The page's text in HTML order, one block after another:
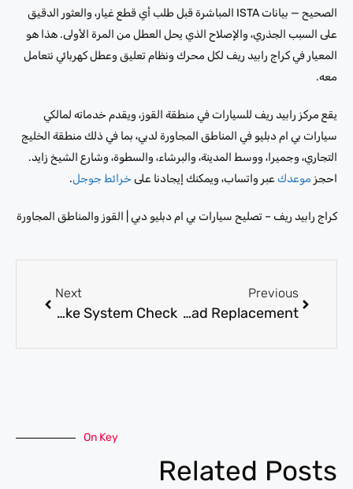
الصحيح — بيانات ISTA المباشرة قبل طلب أي قطع غيار، والعثور الدقيق
على السبب الجذري، والإصلاح الذي يحل العطل من المرة الأولى. هذا هو
المعيار في كراج رابيد ريف لكل محرك ونظام تعليق وعطل كهربائي نتعامل
معه.
يقع مركز رابيد ريف للسيارات في منطقة القوز، ويقدم خدماته لمالكي
سيارات بي ام دبليو في المناطق المجاورة لدبي، بما في ذلك منطقة الخليج
التجاري، وجميرا، ووسط المدينة، والبرشاء، والسطوة، وشارع الشيخ زايد.
احجز موعدك عبر واتساب، ويمكنك إيجادنا على خرائط جوجل.
كراج رابيد ريف – تصليح سيارات بي ام دبليو دبي | القوز والمناطق المجاورة
Previous
Brakes Near Me for Fast Brake Inspection and Same-Day Pad Replacement
Next
Brake Pads Near Me in Dubai for Quick Replacement and Brake System Check
On Key
Related Posts